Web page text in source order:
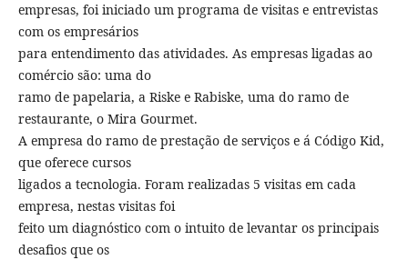
empresas, foi iniciado um programa de visitas e entrevistas
com os empresários
para entendimento das atividades. As empresas ligadas ao
comércio são: uma do
ramo de papelaria, a Riske e Rabiske, uma do ramo de
restaurante, o Mira Gourmet.
A empresa do ramo de prestação de serviços e á Código Kid,
que oferece cursos
ligados a tecnologia. Foram realizadas 5 visitas em cada
empresa, nestas visitas foi
feito um diagnóstico com o intuito de levantar os principais
desafios que os